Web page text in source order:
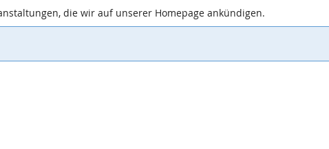
die wir auf unserer Homepage ankündigen.